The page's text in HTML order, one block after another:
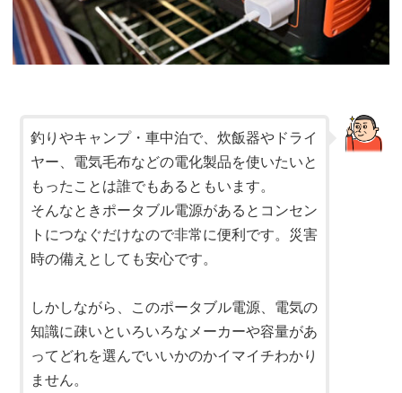
釣りやキャンプ・車中泊で、炊飯器やドライ
ヤー、電気毛布などの電化製品を使いたいと
もったことは誰でもあるともいます。
そんなときポータブル電源があるとコンセン
トにつなぐだけなので非常に便利です。災害
時の備えとしても安心です。
しかしながら、このポータブル電源、電気の
知識に疎いといろいろなメーカーや容量があ
ってどれを選んでいいかのかイマイチわかり
ません。